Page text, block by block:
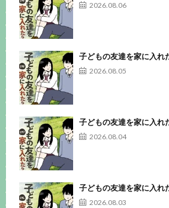
2026.08.06
子どもの友達を家に入れ
2026.08.05
子どもの友達を家に入れ
2026.08.04
子どもの友達を家に入れ
2026.08.03